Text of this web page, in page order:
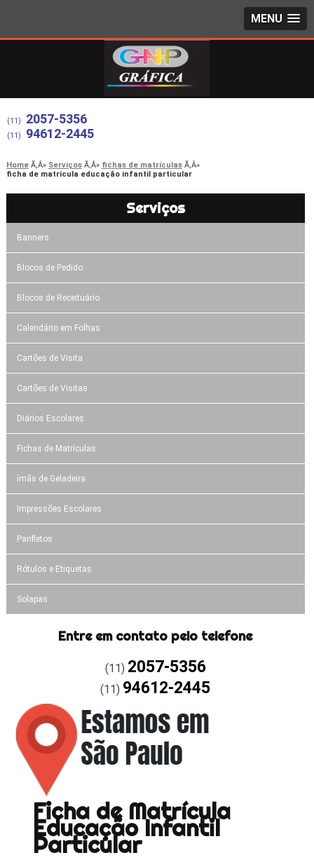
MENU
(11) 2057-5356
(11) 94612-2445
Home Serviços
fichas de matrículas
ficha de matrícula educação infantil particular
Serviços
Banners
Blocos de Pedido
Blocos de Receituário
Calendário em Folhas
Cartões de Visita
Cartões de Visitas
Diários Escolares
Fichas de Matrículas
ímãs de Geladeira
Impressões Escolares
Panfletos
Rótulos e Etiquetas
Solapas
Entre em contato pelo telefone
(11) 2057-5356
(11) 94612-2445
Ficha de Matrícula
Educação Infantil
Particular